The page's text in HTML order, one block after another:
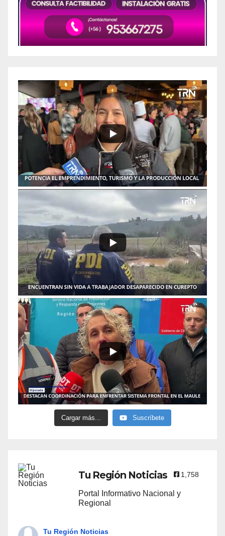
Cargar más... Suscríbete
Tu Región Noticias 1,758
Portal Informativo Nacional y
Regional
Tu Región Noticias